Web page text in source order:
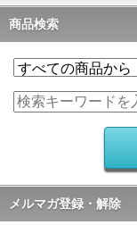
商品検索
メルマガ登録・解除